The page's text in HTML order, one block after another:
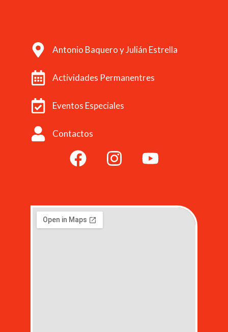
Antonio Baquero y Julián Estrella
Actividades Permanentres
Eventos Especiales
Contactos